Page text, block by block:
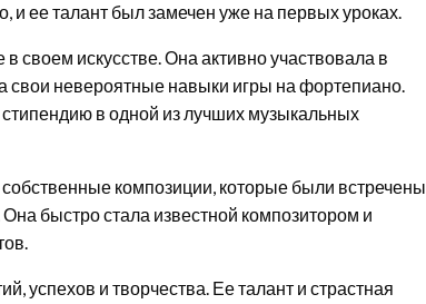
ее талант был замечен уже на первых уроках.
искусстве. Она активно участвовала в
свои невероятные навыки игры на фортепиано.
в одной из лучших музыкальных
композиции, которые были встречены
быстро стала известной композитором и
успехов и творчества. Ее талант и страстная